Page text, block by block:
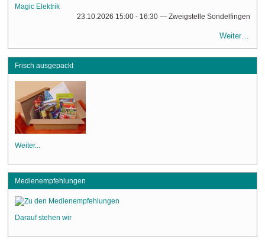
Magic Elektrik
23.10.2026 15:00 - 16:30 — Zweigstelle Sondelfingen
Weiter…
Frisch ausgepackt
Weiter...
Medienempfehlungen
Darauf stehen wir